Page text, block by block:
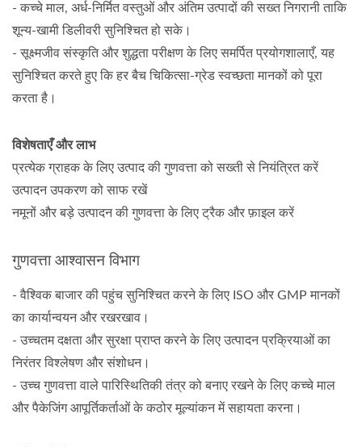
- कच्चे माल, अर्ध-निर्मित वस्तुओं और अंतिम उत्पादों की सख्त निगरानी ताकि
शून्य-खामी डिलीवरी सुनिश्चित हो सके।
- सूक्ष्मजीव संस्कृति और शुद्धता परीक्षण के लिए समर्पित प्रयोगशालाएँ, यह
सुनिश्चित करते हुए कि हर बैच चिकित्सा-ग्रेड स्वच्छता मानकों को पूरा
करता है।
विशेषताएँ और लाभ
प्रत्येक ग्राहक के लिए उत्पाद की गुणवत्ता को सख्ती से नियंत्रित करें
उत्पादन उपकरण को साफ रखें
नमूनों और बड़े उत्पादन की गुणवत्ता के लिए ट्रैक और फ़ाइल करें
गुणवत्ता आश्वासन विभाग
- वैश्विक बाजार की पहुंच सुनिश्चित करने के लिए ISO और GMP मानकों
का कार्यान्वयन और रखरखाव।
- उच्चतम दक्षता और सुरक्षा प्राप्त करने के लिए उत्पादन प्रक्रियाओं का
निरंतर विश्लेषण और संशोधन।
- उच्च गुणवत्ता वाले पारिस्थितिकी तंत्र को बनाए रखने के लिए कच्चे माल
और पैकेजिंग आपूर्तिकर्ताओं के कठोर मूल्यांकन में सहायता करना।